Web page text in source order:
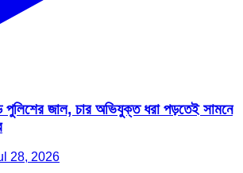
পুলিশের জাল, চার অভিযুক্ত ধরা পড়তেই সামনে
28, 2026